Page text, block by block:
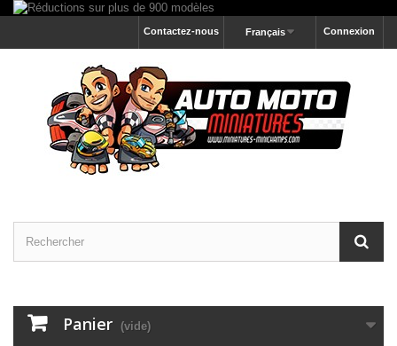
Connexion
Français
Contactez-nous
Panier (vide)